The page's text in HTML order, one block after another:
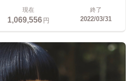
現在
1,069,556円
終了
2022/03/31